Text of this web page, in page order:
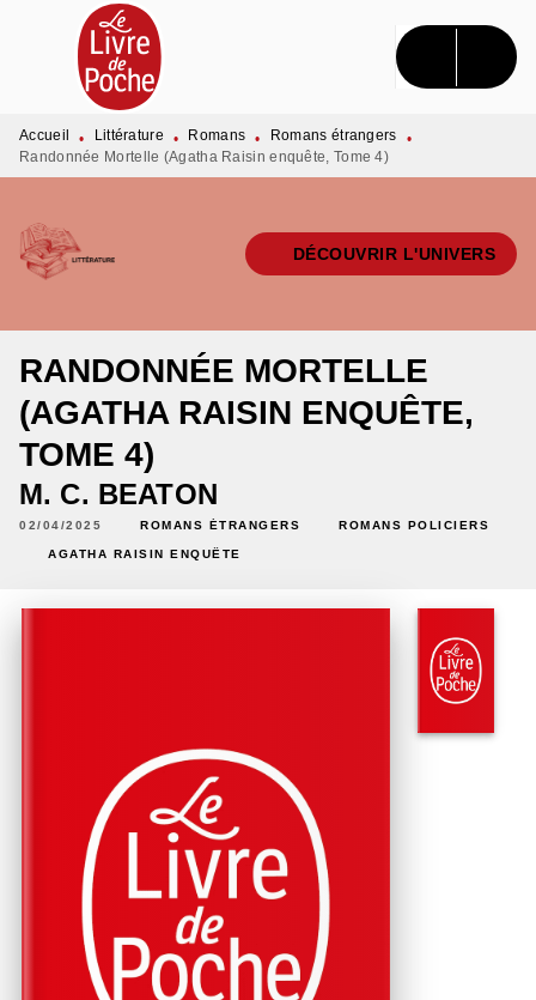
MENU RECHERCHE CONTENU
PIED DE PAGE
Accueil • Littérature • Romans • Romans étrangers
•
Randonnée Mortelle (Agatha Raisin enquête, Tome 4)
DÉCOUVRIR L'UNIVERS
RANDONNÉE MORTELLE
(AGATHA RAISIN ENQUÊTE,
TOME 4)
M. C. BEATON
02/04/2025 ROMANS ÉTRANGERS ROMANS POLICIERS
AGATHA RAISIN ENQUÊTE